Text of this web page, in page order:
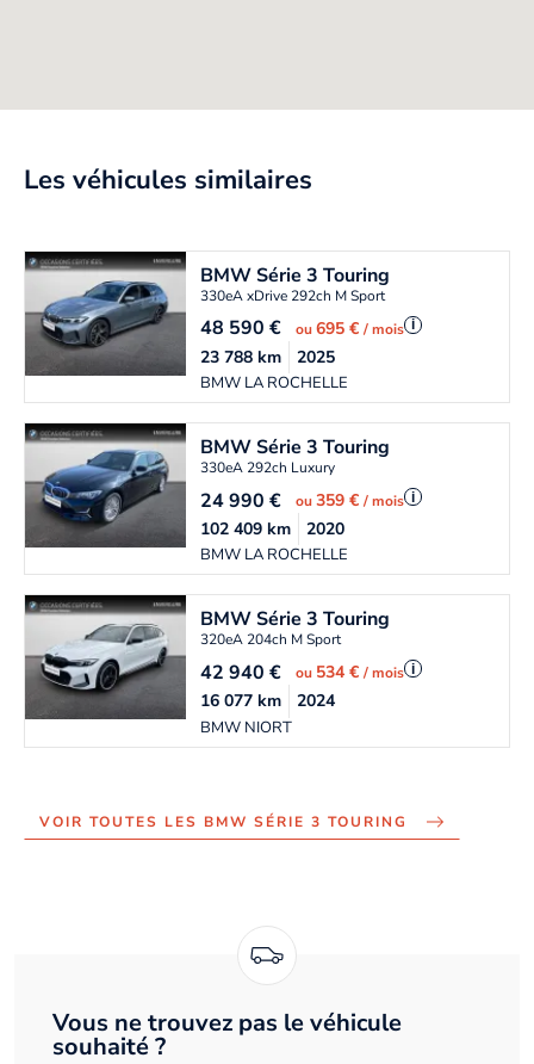
Les véhicules similaires
BMWSérie 3 Touring
330eA xDrive 292ch M Sport
48 590€ ou695 €/ mois i
BMW LA ROCHELLE
23 788km 2025
BMWSérie 3 Touring
330eA 292ch Luxury
24 990€ ou359 €/ mois i
BMW LA ROCHELLE
102 409km 2020
BMWSérie 3 Touring
320eA 204ch M Sport
42 940€ ou 534 €/ mois i
BMW NIORT
16 077km 2024
VOIR TOUTES LES BMW SÉRIE 3 TOURING
Vous ne trouvez pas le véhicule
souhaité ?